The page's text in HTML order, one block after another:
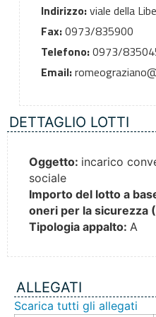
Indirizzo:viale della
Fax:0973/835900
Telefono:0973/
Email:
DETTAGLIO LOTTI
Oggetto: incarico
sociale
Importo del lotto a
oneri per la sicurezza
Tipologia appalto: A
ALLEGATI
Scarica tutti gli allegati